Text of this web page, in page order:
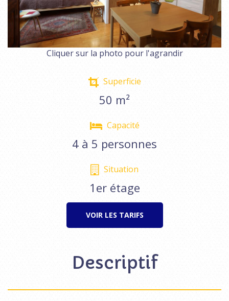
Cliquer sur la photo pour l'agrandir
Superficie
50 m²
Capacité
4 à 5 personnes
Situation
1er étage
VOIR LES TARIFS
Descriptif